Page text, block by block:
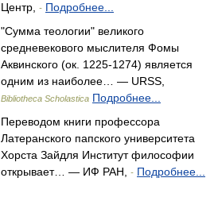
Центр,
- Подробнее...
"Сумма теологии" великого
средневекового мыслителя Фомы
Аквинского (ок. 1225-1274) является
одним из наиболее… — URSS,
Bibliotheca Scholastica Подробнее...
Переводом книги профессора
Латеранского папского университета
Хорста Зайдля Институт философии
открывает… — ИФ РАН,
- Подробнее...